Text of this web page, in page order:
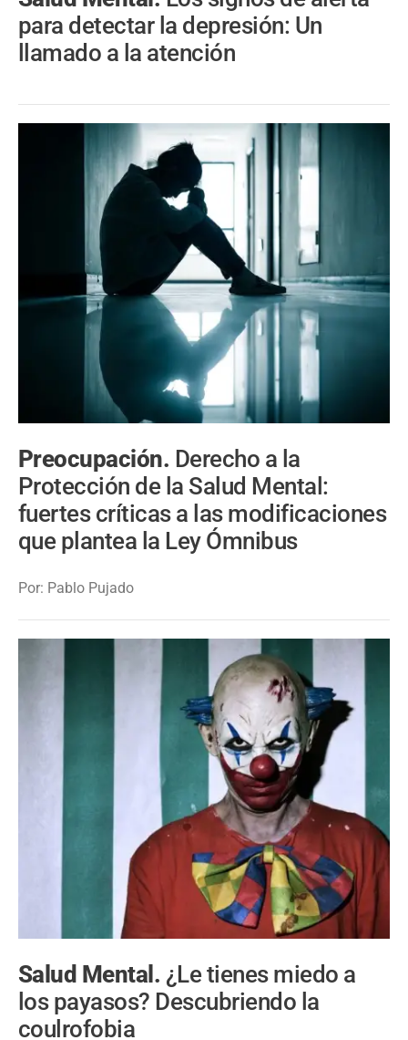
para detectar la depresión: Un
llamado a la atención
Preocupación. Derecho a la
Protección de la Salud Mental:
fuertes críticas a las modificaciones
que plantea la Ley Ómnibus
Por: Pablo Pujado
Salud Mental. ¿Le tienes miedo a
los payasos? Descubriendo la
coulrofobia